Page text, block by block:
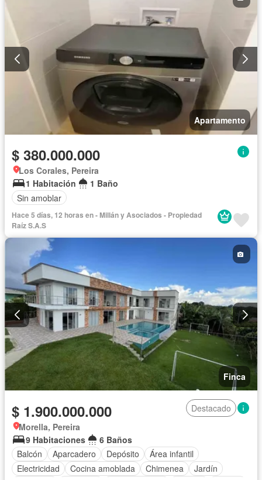
Apartamento
$ 380.000.000
Los Corales, Pereira
1 Habitación
1 Baño
Sin amoblar
Hace 5 días, 12 horas en - Millán y Asociados - Propiedad
Raíz S.A.S
Finca
$ 1.900.000.000
Destacado
Morella, Pereira
9 Habitaciones
6 Baños
Balcón
Aparcadero Depósito
Área infantil
Electricidad
Cocina amoblada Chimenea
Jardín